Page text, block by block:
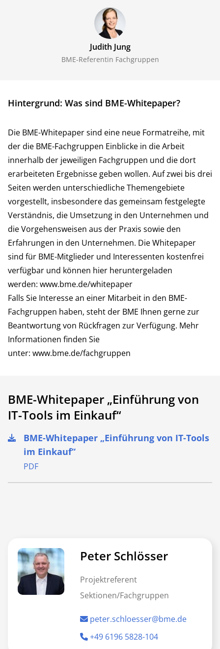
Judith Jung
BME-Referentin Fachgruppen
Hintergrund: Was sind BME-Whitepaper?
Die BME-Whitepaper sind eine neue Formatreihe, mit
der die BME-Fachgruppen Einblicke in die Arbeit
innerhalb der jeweiligen Fachgruppen und die dort
erarbeiteten Ergebnisse geben wollen. Auf zwei bis drei
Seiten werden unterschiedliche Themengebiete
vorgestellt, insbesondere das gemeinsam festgelegte
Verständnis, die Umsetzung in den Unternehmen und
die Vorgehensweisen aus der Praxis sowie den
Erfahrungen in den Unternehmen. Die Whitepaper
sind für BME-Mitglieder und Interessenten kostenfrei
verfügbar und können hier heruntergeladen
werden: www.bme.de/whitepaper
Falls Sie Interesse an einer Mitarbeit in den BME-
Fachgruppen haben, steht der BME Ihnen gerne zur
Beantwortung von Rückfragen zur Verfügung. Mehr
Informationen finden Sie
unter: www.bme.de/fachgruppen
BME-Whitepaper „Einführung von
IT-Tools im Einkauf“
BME-Whitepaper „Einführung von IT-Tools
im Einkauf“
PDF
Peter Schlösser
Projektreferent
Sektionen/Fachgruppen
peter.schloesser@bme.de
+49 6196 5828-104